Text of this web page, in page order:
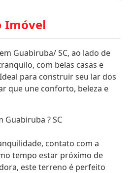
Imóvel
Guabiruba/ SC, ao lado de
com belas casas e
para construir seu lar dos
que une conforto, beleza e
Guabiruba ? SC
contato com a
tempo estar próximo de
este terreno é perfeito